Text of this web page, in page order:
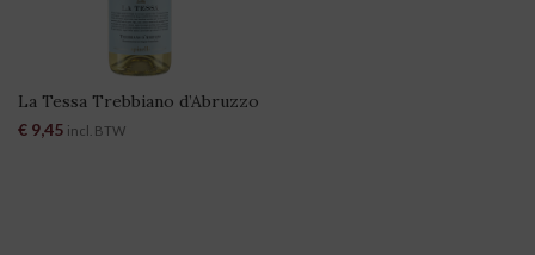
La Tessa Trebbiano d’Abruzzo
€ 9,45 incl. BTW